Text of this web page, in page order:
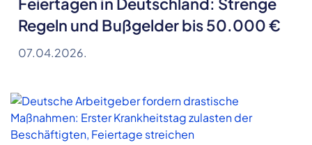
Regeln und Bußgelder bis 50.000 €
07.04.2026.